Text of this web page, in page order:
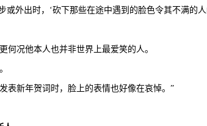
外出时，‘砍下那些在途中遇到的脸色令其不满的人
况他本人也并非世界上最爱笑的人。
新年贺词时，脸上的表情也好像在哀悼。”